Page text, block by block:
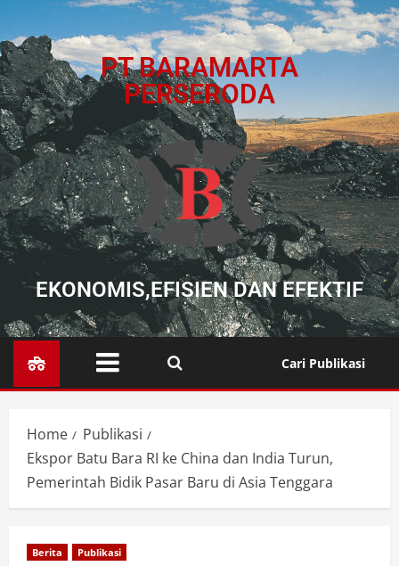
PT BARAMARTA
PERSERODA
EKONOMIS,EFISIEN DAN EFEKTIF
Cari Publikasi
Home
Publikasi
Ekspor Batu Bara RI ke China dan India Turun,
Pemerintah Bidik Pasar Baru di Asia Tenggara
Berita Publikasi